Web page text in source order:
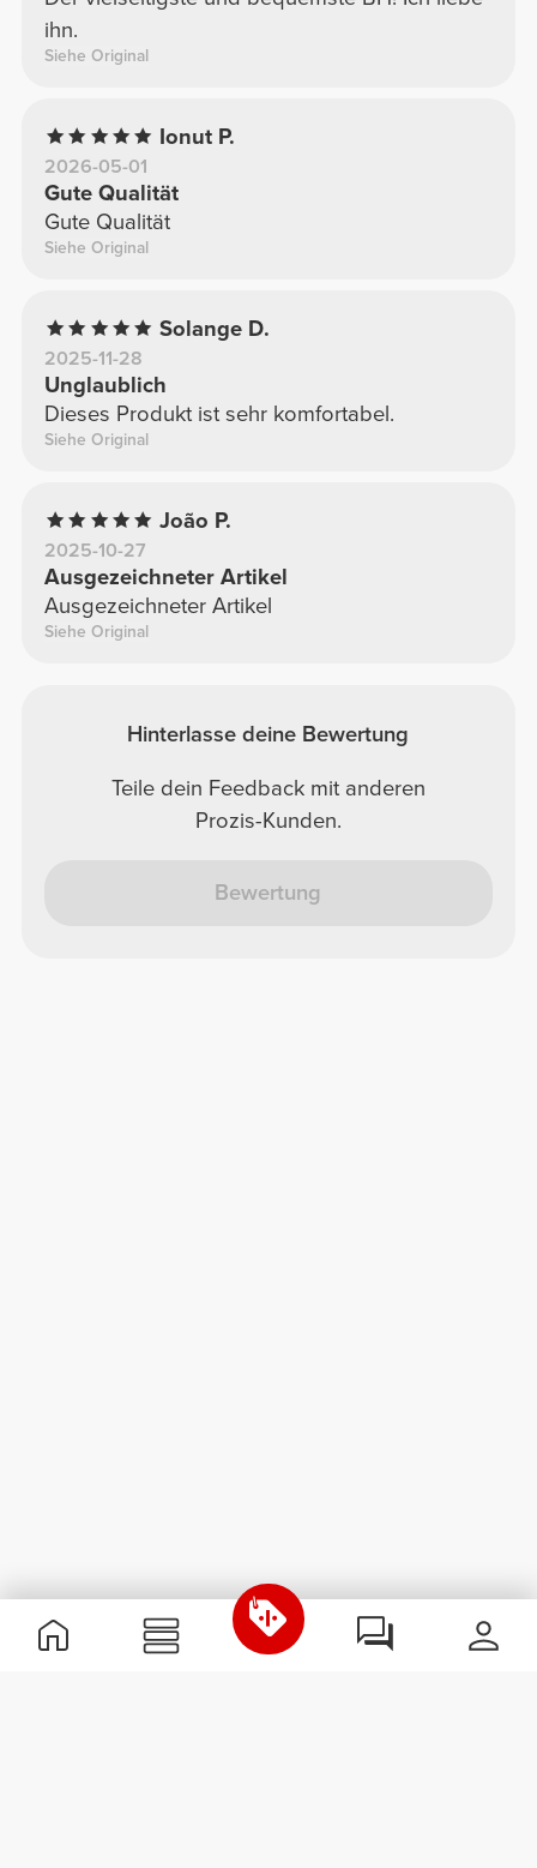
ihn.
Siehe Original
Ionut P.
2026-05-01
Gute Qualität
Gute Qualität
Siehe Original
Solange D.
2025-11-28
Unglaublich
Dieses Produkt ist sehr komfortabel.
Siehe Original
João P.
2025-10-27
Ausgezeichneter Artikel
Ausgezeichneter Artikel
Siehe Original
Hinterlasse deine Bewertung
Teile dein Feedback mit anderen
Prozis-Kunden.
Bewertung